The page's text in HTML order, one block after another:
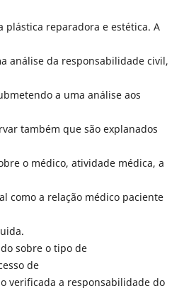
reparadora e estética. A
análise da responsabilidade civil,
a uma análise aos
também que são explanados
o médico, atividade médica, a
como a relação médico paciente
sobre o tipo de
de
verificada a responsabilidade do